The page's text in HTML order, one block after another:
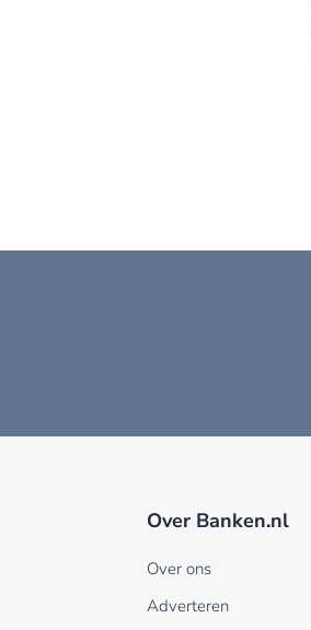
Over Banken.nl
Over ons
Adverteren